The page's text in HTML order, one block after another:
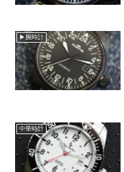
▶腕時計
中華時計